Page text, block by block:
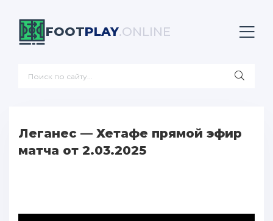
FOOTPLAY.ONLINE
Леганес — Хетафе прямой эфир
матча от 2.03.2025